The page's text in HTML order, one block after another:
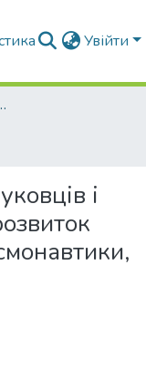
Увійти
конференцій
і